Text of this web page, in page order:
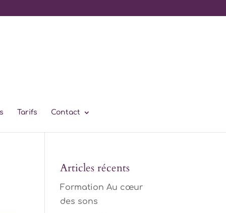
Tarifs Contact
Articles récents
Formation Au cœur
des sons